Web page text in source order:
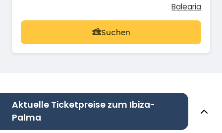
Balearia
Suchen
Aktuelle Ticketpreise zum Ibiza-
Palma